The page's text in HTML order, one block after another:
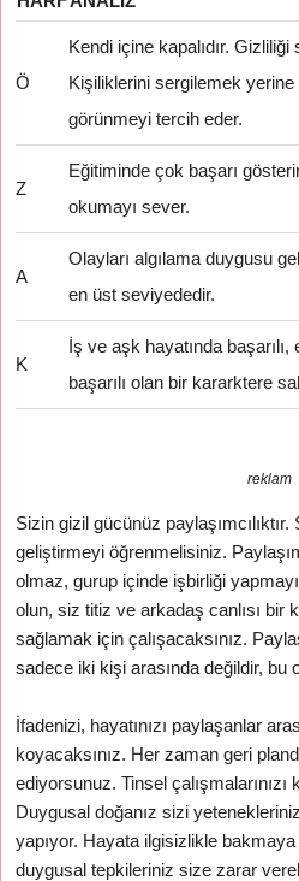
Ö
Kendi içine kapalıdır.
Kişiliklerini sergilemek
görünmeyi tercih eder.
Z
Eğitiminde çok başarı
okumayı sever.
A
Olayları algılama duygusu
en üst seviyededir.
K
İş ve aşk hayatında
başarılı olan bir kararktere
reklam
Sizin gizil gücünüz paylaşımcılıktır.
geliştirmeyi öğrenmelisiniz.
olmaz, gurup içinde işbirliği
olun, siz titiz ve arkadaş canlısı bir
sağlamak için çalışacaksınız.
sadece iki kişi arasında değildir, bu
İfadenizi, hayatınızı paylaşanlar
koyacaksınız. Her zaman geri
ediyorsunuz. Tinsel
Duygusal doğanız sizi
yapıyor. Hayata ilgisizlikle bakmaya
duygusal tepkileriniz size zarar